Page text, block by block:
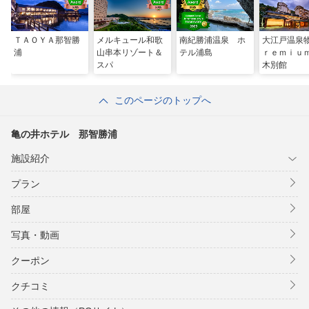
ＴＡＯＹＡ那智勝
浦
メルキュール和歌
山串本リゾート＆
スパ
南紀勝浦温泉 ホ
テル浦島
大江戸温泉
ｒｅｍｉ
木別館
このページのトップへ
亀の井ホテル 那智勝浦
施設紹介
プラン
部屋
写真・動画
クーポン
クチコミ